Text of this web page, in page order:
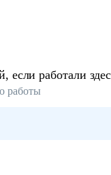
если работали
работы